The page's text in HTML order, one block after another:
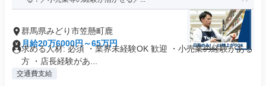
群馬県みどり市笠懸町鹿
月給20万6000円～65万円
求める人材: 必須 ・業界未経験OK 歓迎 ・小売業の経験がある
方 ・店長経験があ...
交通費支給